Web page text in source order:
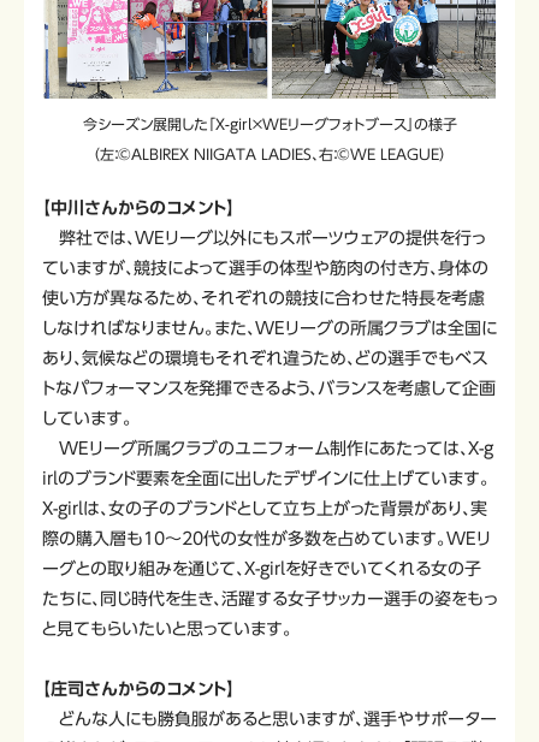
今シーズン展開した「X-girl×WEリーグフォトブース」の様子
（左：©ALBIREX NIIGATA LADIES、右：©WE LEAGUE）
【中川さんからのコメント】
弊社では、WEリーグ以外にもスポーツウェアの提供を行っ
ていますが、競技によって選手の体型や筋肉の付き方、身体の
使い方が異なるため、それぞれの競技に合わせた特長を考慮
しなければなりません。また、WEリーグの所属クラブは全国に
あり、気候などの環境もそれぞれ違うため、どの選手でもベス
トなパフォーマンスを発揮できるよう、バランスを考慮して企画
しています。
WEリーグ所属クラブのユニフォーム制作にあたっては、X-g
irlのブランド要素を全面に出したデザインに仕上げています。
X-girlは、女の子のブランドとして立ち上がった背景があり、実
際の購入層も10～20代の女性が多数を占めています。WEリ
ーグとの取り組みを通じて、X-girlを好きでいてくれる女の子
たちに、同じ時代を生き、活躍する女子サッカー選手の姿をもっ
と見てもらいたいと思っています。
【庄司さんからのコメント】
どんな人にも勝負服があると思いますが、選手やサポーター